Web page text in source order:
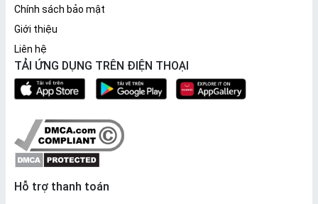
Chính sách bảo mật
Giới thiệu
Liên hệ
TẢI ỨNG DỤNG TRÊN ĐIỆN THOẠI
Hỗ trợ thanh toán